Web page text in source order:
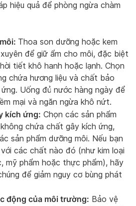
hiệu quả để phòng ngừa chàm
Thoa son dưỡng hoặc kem
để giữ ẩm cho môi, đặc biệt
tiết khô hanh hoặc lạnh. Chọn
chứa hương liệu và chất bảo
Uống đủ nước hàng ngày để
mại và ngăn ngừa khô nứt.
kích ứng: Chọn các sản phẩm
chứa chất gây kích ứng,
sản phẩm dưỡng môi. Nếu bạn
các chất nào đó (như kim loại
mỹ phẩm hoặc thực phẩm), hãy
để giảm nguy cơ bùng phát
động của môi trường: Bảo vệ